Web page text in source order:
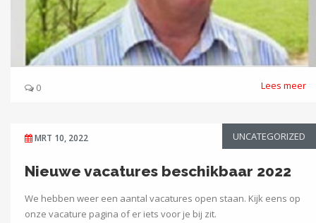
0 Lees meer
MRT 10, 2022 UNCATEGORIZED
Nieuwe vacatures beschikbaar 2022
We hebben weer een aantal vacatures open staan. Kijk eens op
onze vacature pagina of er iets voor je bij zit.